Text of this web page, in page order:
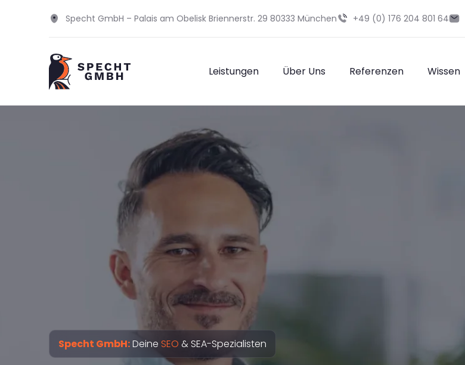
Specht GmbH – Palais am Obelisk Briennerstr. 29 80333 München +49 (0) 176 204 801 64
Leistungen Über Uns Referenzen Wissen
Specht GmbH:Deine SEO & SEA-Spezialisten